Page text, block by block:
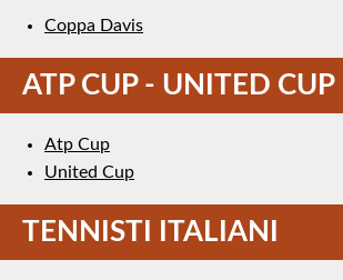
Coppa Davis
ATP CUP - UNITED CUP
Atp Cup
United Cup
TENNISTI ITALIANI